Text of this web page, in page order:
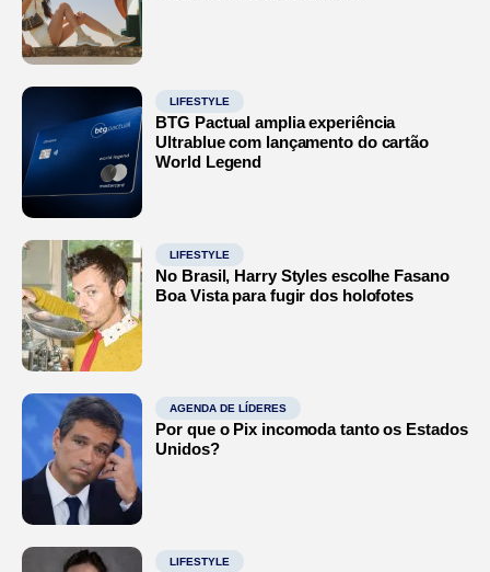
LIFESTYLE
BTG Pactual amplia experiência
Ultrablue com lançamento do cartão
World Legend
LIFESTYLE
No Brasil, Harry Styles escolhe Fasano
Boa Vista para fugir dos holofotes
AGENDA DE LÍDERES
Por que o Pix incomoda tanto os Estados
Unidos?
LIFESTYLE